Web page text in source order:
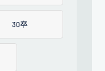
30卒